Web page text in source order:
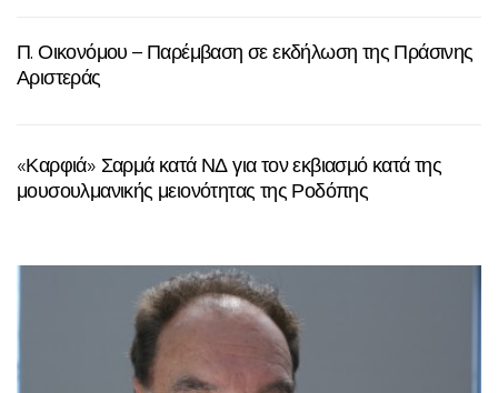
Π. Οικονόμου – Παρέμβαση σε εκδήλωση της Πράσινης
Αριστεράς
«Καρφιά» Σαρμά κατά ΝΔ για τον εκβιασμό κατά της
μουσουλμανικής μειονότητας της Ροδόπης